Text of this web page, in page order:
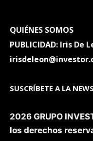
QUIÉNES SOMOS
PUBLICIDAD: Iris De
SUSCRÍBETE A LA
2026 GRUPO
los derechos